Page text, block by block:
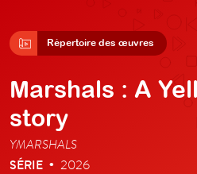
Répertoire des œuvres
Marshals : A
story
YMARSHALS
SÉRIE • 2026